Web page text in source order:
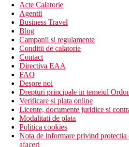
Acte Calatorie
Agentii
Business Travel
Blog
Campanii si regulamente
Conditii de calatorie
Contact
Directiva EAA
FAQ
Despre noi
Drepturi principale in temeiul
Verificare si plata online
Licente, documente juridice si
Modalitati de plata
Politica cookies
Nota de informare privind protectia
afaceri